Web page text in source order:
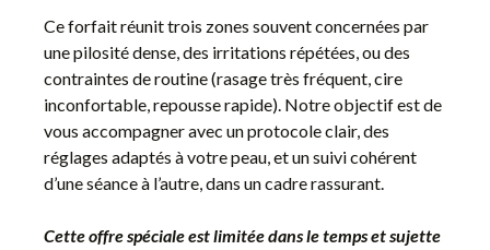
Ce forfait réunit trois zones souvent concernées par
une pilosité dense, des irritations répétées, ou des
contraintes de routine (rasage très fréquent, cire
inconfortable, repousse rapide). Notre objectif est de
vous accompagner avec un protocole clair, des
réglages adaptés à votre peau, et un suivi cohérent
d’une séance à l’autre, dans un cadre rassurant.
Cette offre spéciale est limitée dans le temps et sujette